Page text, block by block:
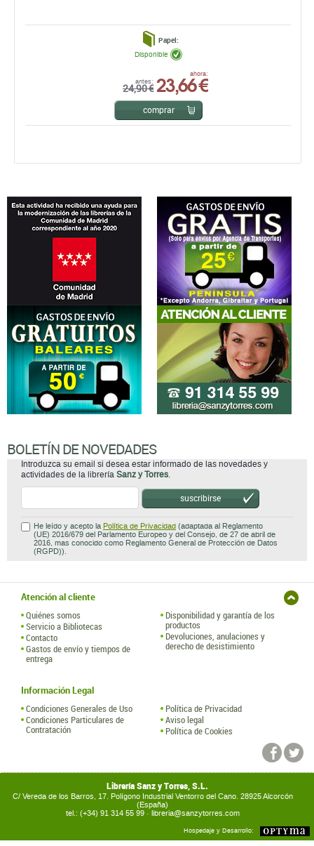
Papel:
antes:
24,90 €
ahora:
23,66 €
Disponible
comprar
BOLETÍN DE NOVEDADES
Introduzca su email si desea estar informado de las novedades y
actividades de la librería Sanz y Torres.
suscribirse
He leído y acepto la Política de Privacidad (adaptada al Reglamento
(UE) 2016/679 del Parlamento Europeo y del Consejo, de 27 de abril de
2016, mas conocido como Reglamento General de Protección de Datos
(RGPD)).
Atención al cliente
Quiénes somos
Servicio a Bibliotecas
Contacto
Gastos de envío y tiempos de
entrega
Disponibilidad y garantía de los
productos
Devoluciones, anulaciones y
derecho de desistimiento
Información Legal
Condiciones Generales de Uso
Condiciones Particulares de
Contratación
Política de Privacidad
Aviso legal
Política de Cookies
Librería Sanz y Torres, S.L.
C/ Vereda de los Barros, 17. Polígono Industrial Ventorro del Cano. 28925 Alcorcón
(España)
tel.: (+34) 91 314 55 99 · libreria@sanzytorres.com
Hospedaje y Desarrollo: